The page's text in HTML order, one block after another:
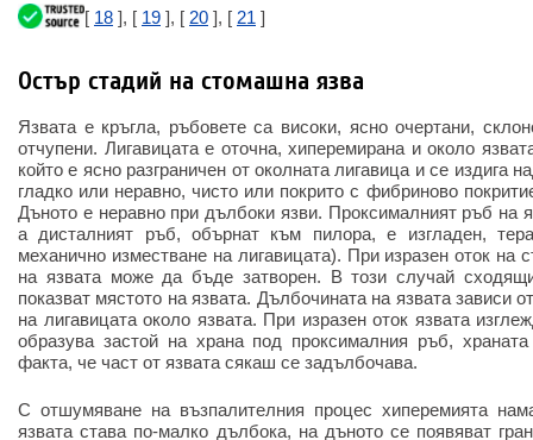
[ 18 ], [ 19 ], [ 20 ], [ 21 ]
Остър стадий на стомашна язва
Язвата е кръгла, ръбовете са високи, ясно очертани,
отчупени. Лигавицата е оточна, хиперемирана и около
който е ясно разграничен от околната лигавица и се издига
гладко или неравно, чисто или покрито с фибриново
Дъното е неравно при дълбоки язви. Проксималният ръб на
а дисталният ръб, обърнат към пилора, е изгладен,
механично изместване на лигавицата). При изразен оток на
на язвата може да бъде затворен. В този случай
показват мястото на язвата. Дълбочината на язвата зависи
на лигавицата около язвата. При изразен оток язвата
образува застой на храна под проксималния ръб,
факта, че част от язвата сякаш се задълбочава.
С отшумяване на възпалителния процес хиперемията
язвата става по-малко дълбока, на дъното се появяват